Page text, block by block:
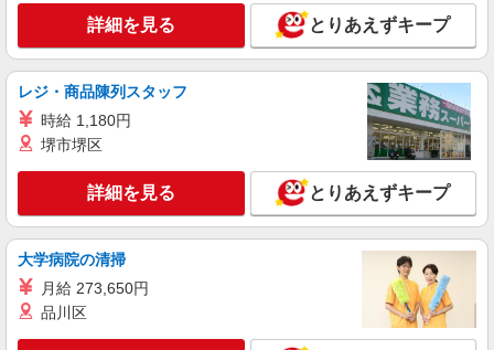
時給1650円〜2312円 ＜日払い有/週払い有/交
通費全支給(ガソリン代含む)＞
北区【最寄駅：東十条駅】
キープ 詳細を見る
（株）ウィルオブ・ワークCW 池袋支店/ms130201
高齢者向けマンションstaff
時給1800円 ◆前払い・日払い・週払いOK
詳細を見る
詳細を見る とりあえずキープ
レジ・商品陳列スタッフ
時給 1,180円
堺市堺区
詳細を見る とりあえずキープ
大学病院の清掃
月給 273,650円
品川区